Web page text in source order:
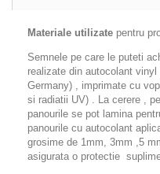
Materiale utilizate pentru
Semnele pe care le puteti
realizate din autocolant
Germany) , imprimate cu
si radiatii UV) . La cerere ,
panourile se pot lamina
panourile cu autocolant
grosime de 1mm, 3mm ,5
asigurata o protectie